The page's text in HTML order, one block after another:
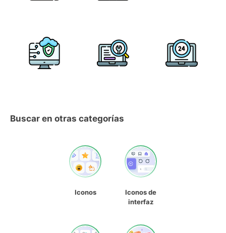
Buscar en otras categorías
Iconos
Iconos de
interfaz